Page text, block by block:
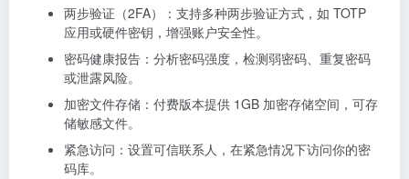
两步验证（2FA）：支持多种两步验证方式，如 TOTP
应用或硬件密钥，增强账户安全性。
密码健康报告：分析密码强度，检测弱密码、重复密码
或泄露风险。
加密文件存储：付费版本提供 1GB 加密存储空间，可存
储敏感文件。
紧急访问：设置可信联系人，在紧急情况下访问你的密
码库。